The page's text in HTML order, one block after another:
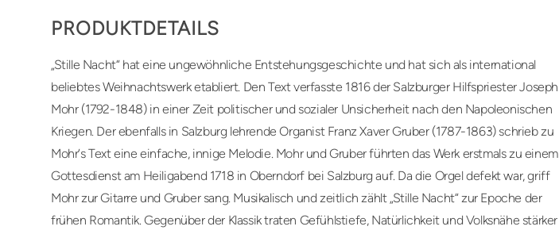
PRODUKTDETAILS
„Stille Nacht“ hat eine ungewöhnliche Entstehungsgeschichte und hat sich als international
beliebtes Weihnachtswerk etabliert. Den Text verfasste 1816 der Salzburger Hilfspriester Joseph
Mohr (1792-1848) in einer Zeit politischer und sozialer Unsicherheit nach den Napoleonischen
Kriegen. Der ebenfalls in Salzburg lehrende Organist Franz Xaver Gruber (1787-1863) schrieb zu
Mohr‘s Text eine einfache, innige Melodie. Mohr und Gruber führten das Werk erstmals zu einem
Gottesdienst am Heiligabend 1718 in Oberndorf bei Salzburg auf. Da die Orgel defekt war, griff
Mohr zur Gitarre und Gruber sang. Musikalisch und zeitlich zählt „Stille Nacht“ zur Epoche der
frühen Romantik. Gegenüber der Klassik traten Gefühlstiefe, Natürlichkeit und Volksnähe stärker